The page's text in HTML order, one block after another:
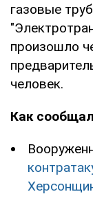
газовые
произошло
человек.
Как сообщал